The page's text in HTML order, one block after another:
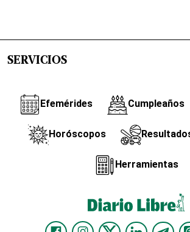
SERVICIOS
Efemérides Cumpleaños
Horóscopos
Herramientas